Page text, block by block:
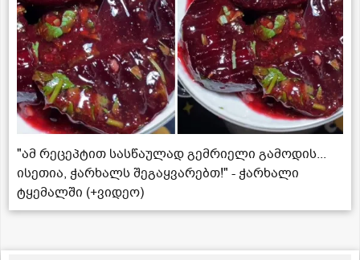
"ამ რეცეპტით სასწაულად გემრიელი გამოდის...
ისეთია, ჭარხალს შეგაყვარებთ!" - ჭარხალი
ტყემალში (+ვიდეო)